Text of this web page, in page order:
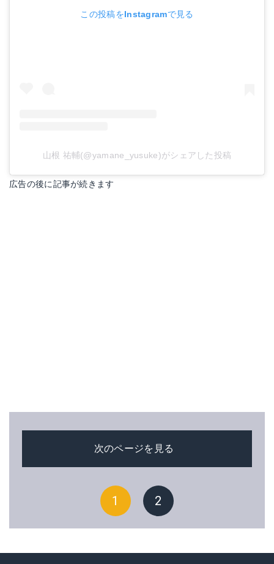
この投稿をInstagramで見る
山根 祐輔(@yamane_yusuke)がシェアした投稿
広告の後に記事が続きます
次のページを見る
1 2